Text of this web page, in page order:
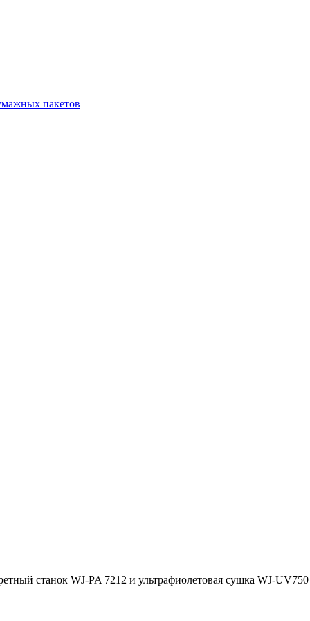
пакетов
станок WJ-PA 7212 и ультрафиолетовая сушка WJ-UV750